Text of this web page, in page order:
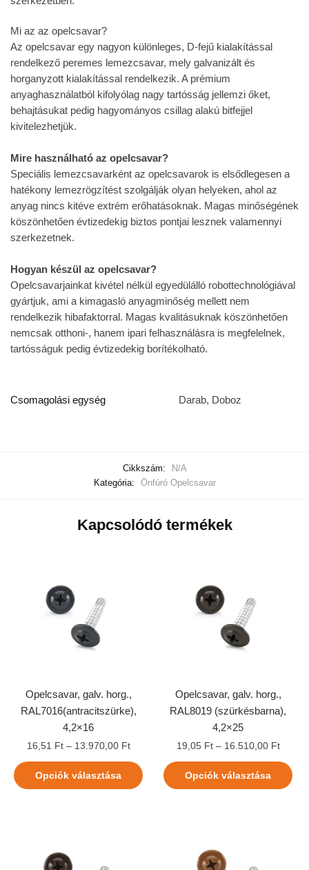
Mi az az opelcsavar?
Az opelcsavar egy nagyon különleges, D-fejű kialakítással
rendelkező peremes lemezcsavar, mely galvanizált és
horganyzott kialakítással rendelkezik. A prémium
anyaghasználatból kifolyólag nagy tartósság jellemzi őket,
behajtásukat pedig hagyományos csillag alakú bitfejjel
kivitelezhetjük.
Mire használható az opelcsavar?
Speciális lemezcsavarként az opelcsavarok is elsődlegesen a
hatékony lemezrögzítést szolgálják olyan helyeken, ahol az
anyag nincs kitéve extrém erőhatásoknak. Magas minőségének
köszönhetően évtizedekig biztos pontjai lesznek valamennyi
szerkezetnek.
Hogyan készül az opelcsavar?
Opelcsavarjainkat kivétel nélkül egyedülálló robottechnológiával
gyártjuk, ami a kimagasló anyagminőség mellett nem
rendelkezik hibafaktorral. Magas kvalitásuknak köszönhetően
nemcsak otthoni-, hanem ipari felhasználásra is megfelelnek,
tartósságuk pedig évtizedekig borítékolható.
Csomagolási egység Darab, Doboz
Cikkszám:
N/A
Kategória:
Önfúró Opelcsavar
Kapcsolódó termékek
Opelcsavar, galv. horg.,
RAL7016(antracitszürke),
4,2×16
16,51 Ft– 13.970,00 Ft
Opciók választása
Opelcsavar, galv. horg.,
RAL8019 (szürkésbarna),
4,2×25
19,05 Ft– 16.510,00 Ft
Opciók választása